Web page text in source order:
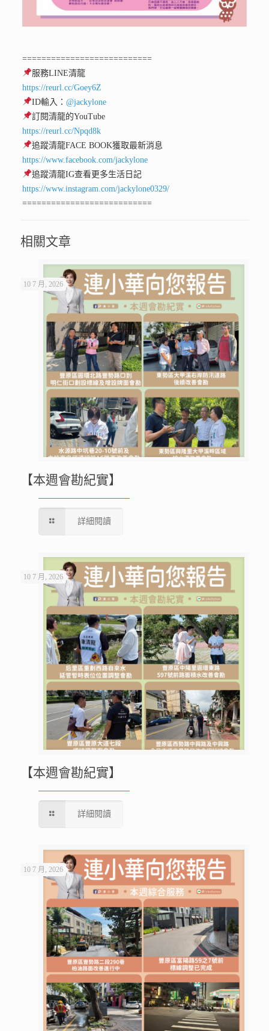
===========================
服務LINE清龍
https://reurl.cc/Goey6Z
ID輸入：@jackylone
訂閱清龍的YouTube
https://reurl.cc/Npqd8k
追蹤清龍FACE BOOK獲取最新消息
https://www.facebook.com/jackylone
追蹤清龍IG查看更多生活日記
https://www.instagram.com/jackylone0329/
===========================
相關文章
10 7 月, 2026
【本週會勘紀實】
詳細閱讀
10 7 月, 2026
【本週會勘紀實】
詳細閱讀
10 7 月, 2026